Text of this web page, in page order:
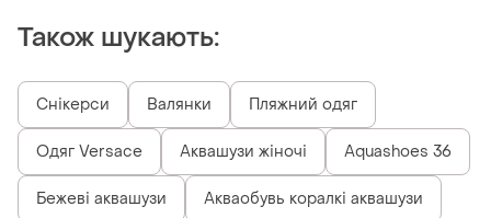
Також шукають:
Снікерси Валянки Пляжний одяг
Одяг Versace Аквашузи жіночі Aquashoes 36
Бежеві аквашузи Акваобувь коралкі аквашузи